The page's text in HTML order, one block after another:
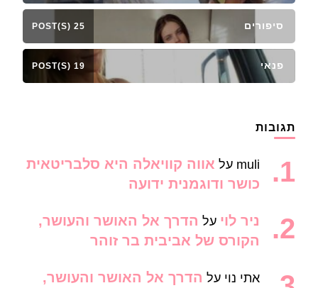
סיפורים 25 POST(S)
פנאי 19 POST(S)
תגובות
muli על אווה קוויאלה היא סלבריטאית
כושר ודוגמנית ידועה
ניר לוי על הדרך אל האושר והעושר,
הקורס של אביבית בר זוהר
אתי נוי על הדרך אל האושר והעושר,